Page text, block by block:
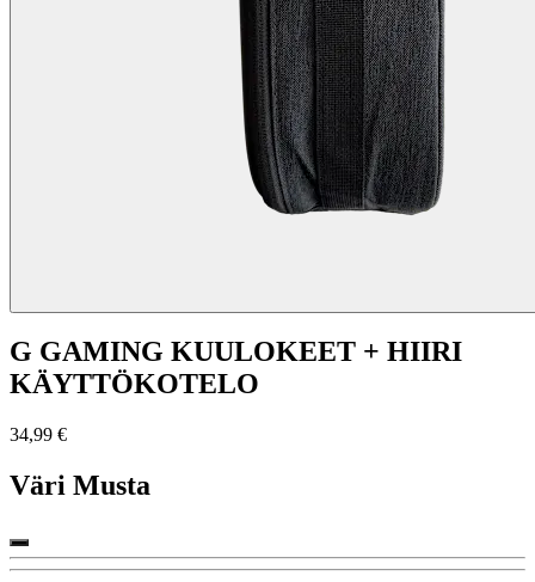
G GAMING KUULOKEET + HIIRI
KÄYTTÖKOTELO
34,99 €
Väri Musta